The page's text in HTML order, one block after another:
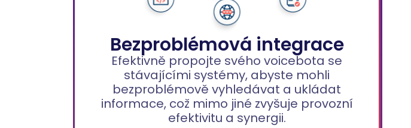
Bezproblémová integrace
Efektivně propojte svého voicebota se
stávajícími systémy, abyste mohli
bezproblémově vyhledávat a ukládat
informace, což mimo jiné zvyšuje provozní
efektivitu a synergii.